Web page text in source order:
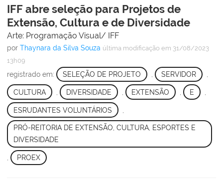
IFF abre seleção para Projetos de
Extensão, Cultura e de Diversidade
Arte: Programação Visual/ IFF
por Thaynara da Silva Souza última modificação em 31/08/2023
13h09
registrado em: SELEÇÃO DE PROJETO SERVIDOR
CULTURA DIVERSIDADE EXTENSÃO , E
ESRUDANTES VOLUNTÁRIOS
PRÓ-REITORIA DE EXTENSÃO, CULTURA, ESPORTES E
DIVERSIDADE
PROEX